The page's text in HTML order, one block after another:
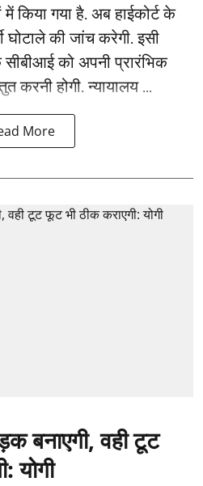
में किया गया है. अब हाईकोर्ट के
की जांच करेगी. इसी
को अपनी प्रारंभिक
करनी होगी. न्यायालय ...
More
बनाएगी, वही टूट
योगी